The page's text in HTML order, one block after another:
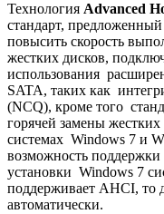
Технология Advanced
стандарт,
повысить скорость
жестких дисков,
использования
SATA, таких как
(NCQ), кроме того
горячей замены
системах Windows 7 и
возможность
установки Windows 7
поддерживает AHCI, то
автоматически.